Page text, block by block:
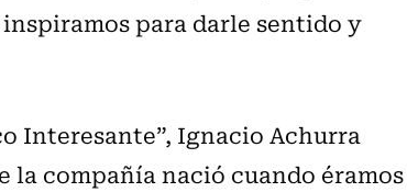
para darle sentido y
Interesante”, Ignacio Achurra
la compañía nació cuando éramos